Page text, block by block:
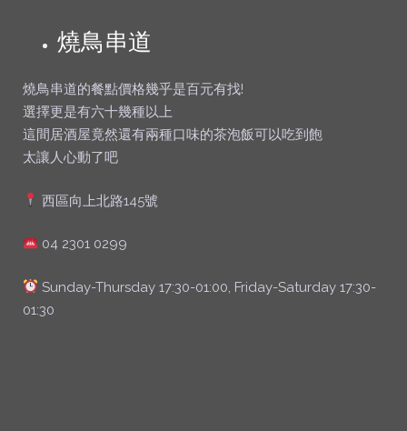
燒鳥串道
燒鳥串道的餐點價格幾乎是百元有找!
選擇更是有六十幾種以上
這間居酒屋竟然還有兩種口味的茶泡飯可以吃到飽
太讓人心動了吧
西區向上北路145號
04 2301 0299
Sunday-Thursday 17:30-01:00, Friday-Saturday 17:30-
01:30